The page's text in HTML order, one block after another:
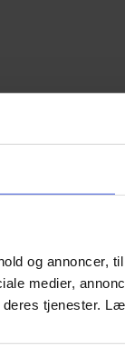
og annoncer,
medier,
deres tjenester.